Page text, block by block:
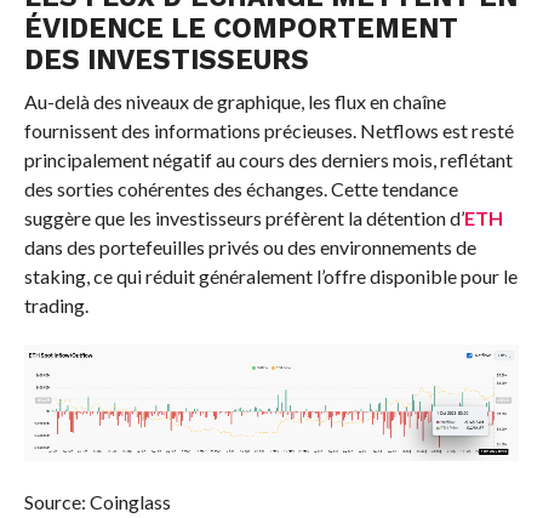
ÉVIDENCE LE COMPORTEMENT
DES INVESTISSEURS
Au-delà des niveaux de graphique, les flux en chaîne
fournissent des informations précieuses. Netflows est resté
principalement négatif au cours des derniers mois, reflétant
des sorties cohérentes des échanges. Cette tendance
suggère que les investisseurs préfèrent la détention d’ETH
dans des portefeuilles privés ou des environnements de
staking, ce qui réduit généralement l’offre disponible pour le
trading.
Source: Coinglass